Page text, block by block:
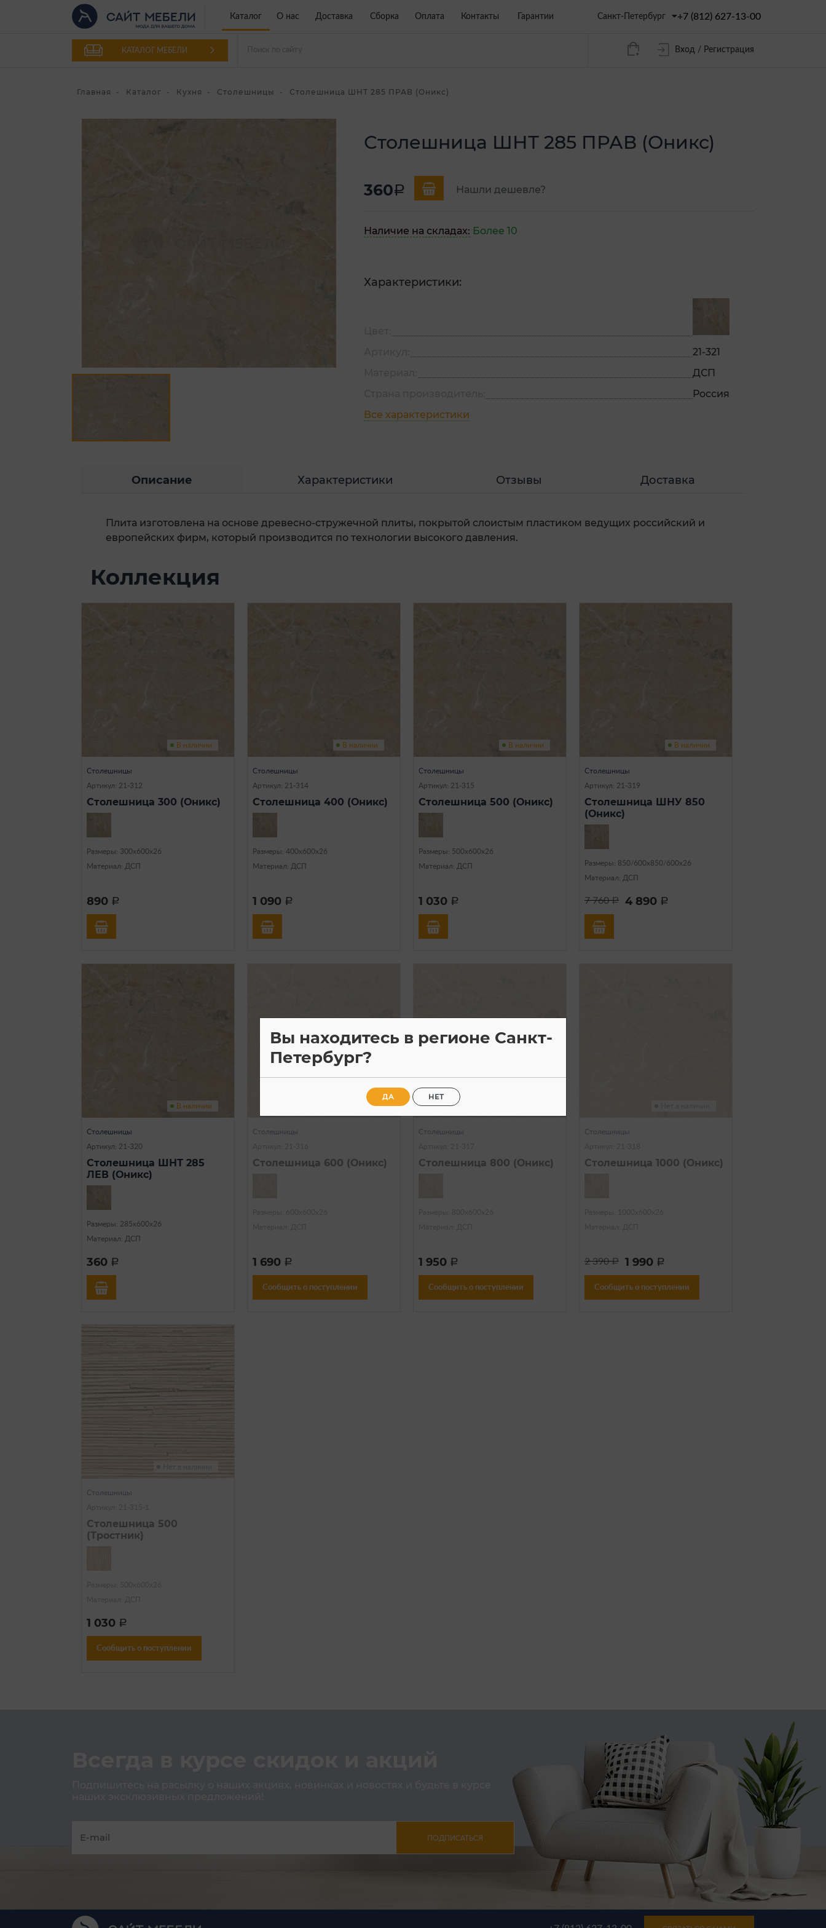
Каталог О нас Доставка Сборка Оплата Контакты Гарантии Санкт-Петербург +7 (812) 627-13-00
КАТАЛОГ МЕБЕЛИ Вход / Регистрация
Главная Каталог Кухня Столешницы Столешница ШНТ 285 ПРАВ (Оникс)
Столешница ШНТ 285 ПРАВ (Оникс)
360a Нашли дешевле?
Наличие на складах: Более 10
Характеристики:
21-321
ДСП
Россия
Все характеристики
Описание Характеристики Отзывы Доставка
Плита изготовлена на основе древесно-стружечной плиты, покрытой слоистым пластиком ведущих российский и
европейских фирм, который производится по технологии высокого давления.
Коллекция
В наличии
Столешницы
Артикул: 21-312
Столешница 300 (Оникс)
Размеры: 300х600х26
Материал: ДСП
890 a
В наличии
Столешницы
Артикул: 21-314
Столешница 400 (Оникс)
Размеры: 400х600х26
Материал: ДСП
1 090 a
В наличии
Столешницы
Артикул: 21-315
Столешница 500 (Оникс)
Размеры: 500х600х26
Материал: ДСП
1 030 a
В наличии
Столешницы
Артикул: 21-319
Столешница ШНУ 850
(Оникс)
Размеры: 850/600х850/600х26
Материал: ДСП
7 760a 4 890 a
В наличии
Столешницы
Артикул: 21-320
Столешница ШНТ 285
ЛЕВ (Оникс)
Размеры: 285х600х26
Материал: ДСП
360 a
Нет в наличии
Столешницы
Столешница 600 (Оникс)
1 690 a
Сообщить о поступлении
Столешницы
Столешница 800 (Оникс)
1 950 a
Сообщить о поступлении
Столешницы
Столешница 1000 (Оникс)
2 390a 1 990 a
Сообщить о поступлении
Столешницы
Столешница 500
(Тростник)
1 030 a
Сообщить о поступлении
ПОДПИСАТЬСЯ
Вы находитесь в регионе Санкт-
Петербург?
ДА НЕТ